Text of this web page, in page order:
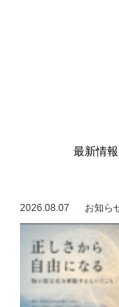
最新情報
2026.08.07 お知ら